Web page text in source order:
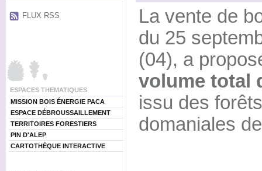
FLUX RSS
ESPACES THEMATIQUES
MISSION BOIS ÉNERGIE PACA
ESPACE DÉBROUSSAILLEMENT
TERRITOIRES FORESTIERS
PIN D'ALEP
CARTOTHÈQUE INTERACTIVE
La vente de
du 25
(04), a
volume total
issu des
domaniales